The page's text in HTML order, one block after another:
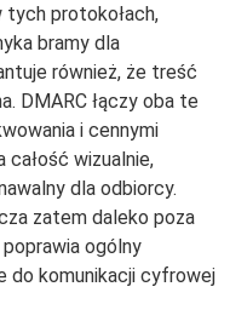
tych protokołach,
bramy dla
również, że treść
DMARC łączy oba te
i cennymi
całość wizualnie,
dla odbiorcy.
zatem daleko poza
ogólny
do komunikacji cyfrowej